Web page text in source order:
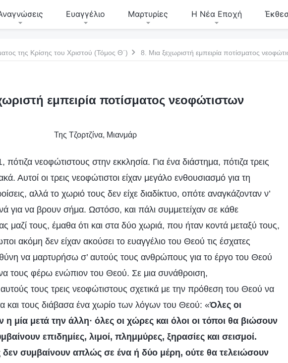
Ευαγγέλιο Μαρτυρίες Η Νέα Εποχή
της Κρίσης του Χριστού (Τόμος Θ΄)
εμπειρία ποτίσματος νεοφώτιστων
Της Τζορτζίνα, Μιανμάρ
νεοφώτιστους στην εκκλησία. Για ένα διάστημα, πότιζα τρεις
Αυτοί οι τρεις νεοφώτιστοι είχαν μεγάλο ενθουσιασμό για τη
αλλά το χωριό τους δεν είχε διαδίκτυο, οπότε αναγκάζονταν ν’
για να βρουν σήμα. Ωστόσο, και πάλι συμμετείχαν σε κάθε
μαζί τους, έμαθα ότι και στα δύο χωριά, που ήταν κοντά μεταξύ τους,
ακόμη δεν είχαν ακούσει το ευαγγέλιο του Θεού τις έσχατες
να μαρτυρήσω σ’ αυτούς τους ανθρώπους για το έργο του Θεού
να τους φέρω ενώπιον του Θεού. Σε μια συνάθροιση,
τους τρεις νεοφώτιστους σχετικά με την πρόθεση του Θεού να
και τους διάβασα ένα χωρίο των λόγων του Θεού: «Όλες οι
μία μετά την άλλη· όλες οι χώρες και όλοι οι τόποι θα βιώσουν
επιδημίες, λιμοί, πλημμύρες, ξηρασίες και σεισμοί.
δεν συμβαίνουν απλώς σε ένα ή δύο μέρη, ούτε θα τελειώσουν